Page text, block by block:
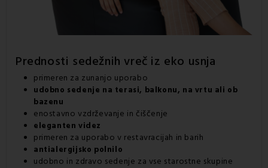
Prednosti sedežnih vreč iz eko usnja
primeren za zunanjo uporabo
udobno sedenje na terasi, balkonu, na vrtu ali ob
bazenu
enostavno vzdrževanje in čiščenje
eleganten videz
primeren za uporabo v restavracijah in barih
antialergijsko polnilo
udobno in zdravo sedenje za vse starostne skupine